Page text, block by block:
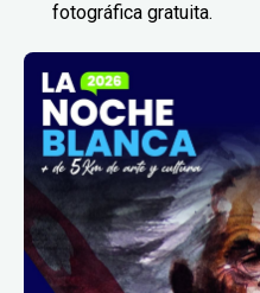
fotográfica gratuita.